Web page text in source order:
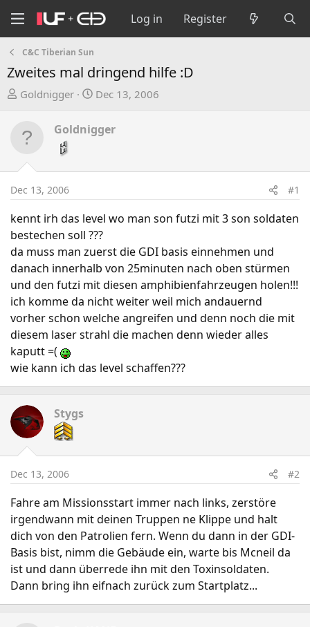
Log in Register
C&C Tiberian Sun
Zweites mal dringend hilfe :D
T
e
d
t
a
r
e
r
Goldnigger
S
r
d
t
e
Dec 13, 2006
Goldnigger
Dec 13, 2006 #1
kennt irh das level wo man son futzi mit 3 son soldaten
bestechen soll ???
da muss man zuerst die GDI basis einnehmen und
danach innerhalb von 25minuten nach oben stürmen
und den futzi mit diesen amphibienfahrzeugen holen!!!
ich komme da nicht weiter weil mich andauernd
vorher schon welche angreifen und denn noch die mit
diesem laser strahl die machen denn wieder alles
kaputt =(
wie kann ich das level schaffen???
Stygs
Dec 13, 2006 #2
Fahre am Missionsstart immer nach links, zerstöre
irgendwann mit deinen Truppen ne Klippe und halt
dich von den Patrolien fern. Wenn du dann in der GDI-
Basis bist, nimm die Gebäude ein, warte bis Mcneil da
ist und dann überrede ihn mit den Toxinsoldaten.
Dann bring ihn eifnach zurück zum Startplatz...